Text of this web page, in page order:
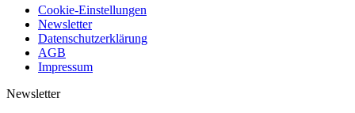
Cookie-Einstellungen
Newsletter
Datenschutzerklärung
AGB
Impressum
Newsletter